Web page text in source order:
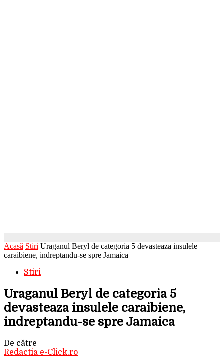
Acasă Stiri Uraganul Beryl de categoria 5 devasteaza insulele
caraibiene, indreptandu-se spre Jamaica
Stiri
Uraganul Beryl de categoria 5
devasteaza insulele caraibiene,
indreptandu-se spre Jamaica
De către
Redactia e-Click.ro